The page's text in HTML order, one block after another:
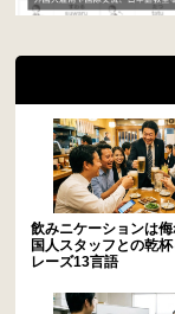
飲みニケーションは
国人スタッフとの乾
レーズ13言語